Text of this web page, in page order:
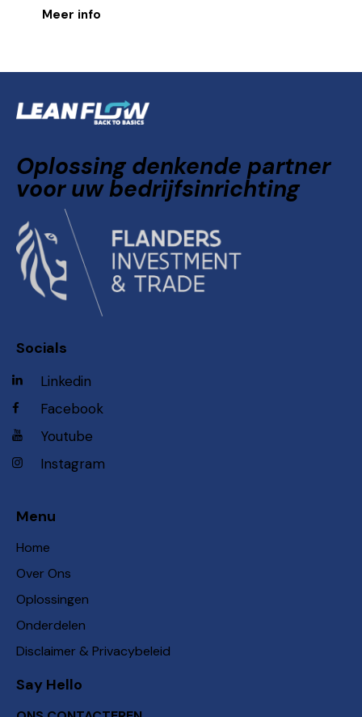
Meer info
Oplossing denkende partner
voor uw bedrijfsinrichting
Socials
Linkedin
Facebook
Youtube
Instagram
Menu
Home
Over Ons
Oplossingen
Onderdelen
Disclaimer & Privacybeleid
Say Hello